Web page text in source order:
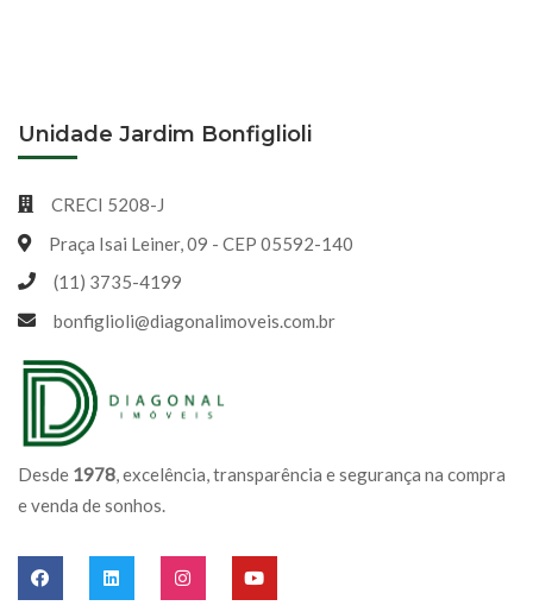
Desde 1978, excelência, transparência e segurança na compra
e venda de sonhos.
Unidade Jardim Bonfiglioli
CRECI 5208-J
Praça Isai Leiner, 09 - CEP 05592-140
(11) 3735-4199
bonfiglioli@diagonalimoveis.com.br